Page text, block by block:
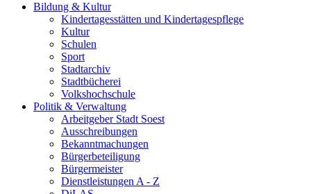
Bildung & Kultur
Kindertagesstätten und Kindertagespflege
Kultur
Schulen
Sport
Stadtarchiv
Stadtbücherei
Volkshochschule
Politik & Verwaltung
Arbeitgeber Stadt Soest
Ausschreibungen
Bekanntmachungen
Bürgerbeteiligung
Bürgermeister
Dienstleistungen A - Z